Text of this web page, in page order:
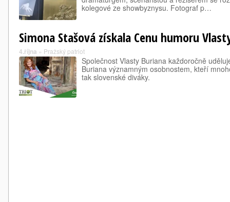
kolegové ze showbyznysu. Fotograf p…
Simona Stašová získala Cenu humoru
4.října » Pražský patriot
Společnost Vlasty Buriana každoročně
Buriana významným osobnostem, kteří
tak slovenské diváky.